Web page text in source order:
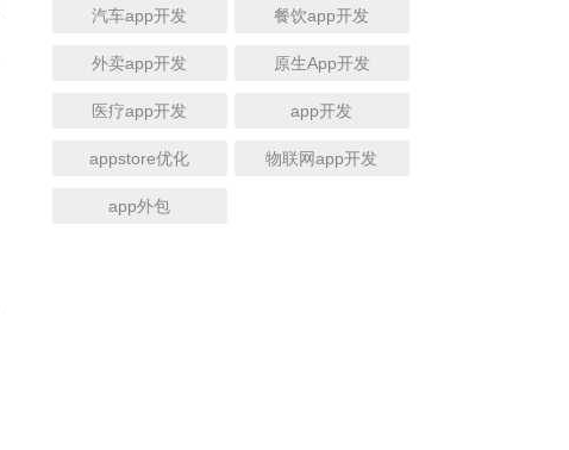
汽车app开发 餐饮app开发
外卖app开发 原生App开发
医疗app开发 app开发
appstore优化 物联网app开发
app外包